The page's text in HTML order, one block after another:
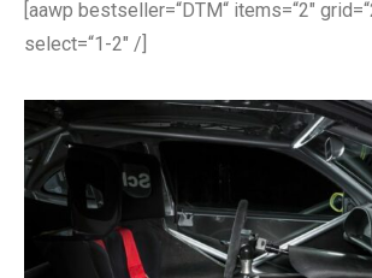
[aawp bestseller=“DTM“ items=“2″
select=“1-2″ /]